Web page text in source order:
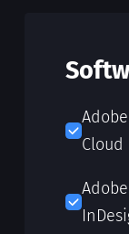
Cloud
Adobe